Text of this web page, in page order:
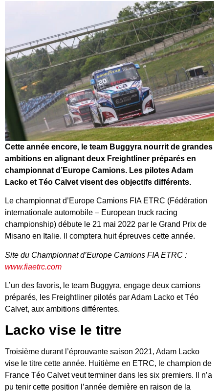
Cette année encore, le team Buggyra nourrit de grandes
ambitions en alignant deux Freightliner préparés en
championnat d’Europe Camions. Les pilotes Adam
Lacko et Téo Calvet visent des objectifs différents.
Le championnat d’Europe Camions FIA ETRC (Fédération
internationale automobile – European truck racing
championship) débute le 21 mai 2022 par le Grand Prix de
Misano en Italie. Il comptera huit épreuves cette année.
Site du Championnat d’Europe Camions FIA ETRC :
www.fiaetrc.com
L’un des favoris, le team Buggyra, engage deux camions
préparés, les Freightliner pilotés par Adam Lacko et Téo
Calvet, aux ambitions différentes.
Lacko vise le titre
Troisième durant l’éprouvante saison 2021, Adam Lacko
vise le titre cette année. Huitième en ETRC, le champion de
France Téo Calvet veut terminer dans les six premiers. Il n’a
pu tenir cette position l’année dernière en raison de la